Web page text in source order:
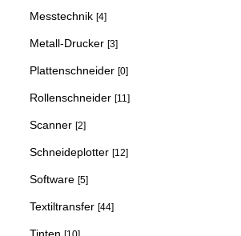
Messtechnik [4]
Metall-Drucker [3]
Plattenschneider [0]
Rollenschneider [11]
Scanner [2]
Schneideplotter [12]
Software [5]
Textiltransfer [44]
Tinten